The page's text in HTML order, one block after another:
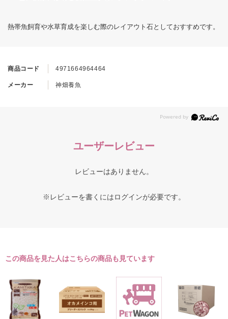
商品コード 4971664964464
メーカー 神畑養魚
熱帯魚飼育や水草育成を楽しむ際のレイアウト石としておすすめです。
ユーザーレビュー
レビューはありません。
※レビューを書くにはログインが必要です。
この商品を見た人はこちらの商品も見ています